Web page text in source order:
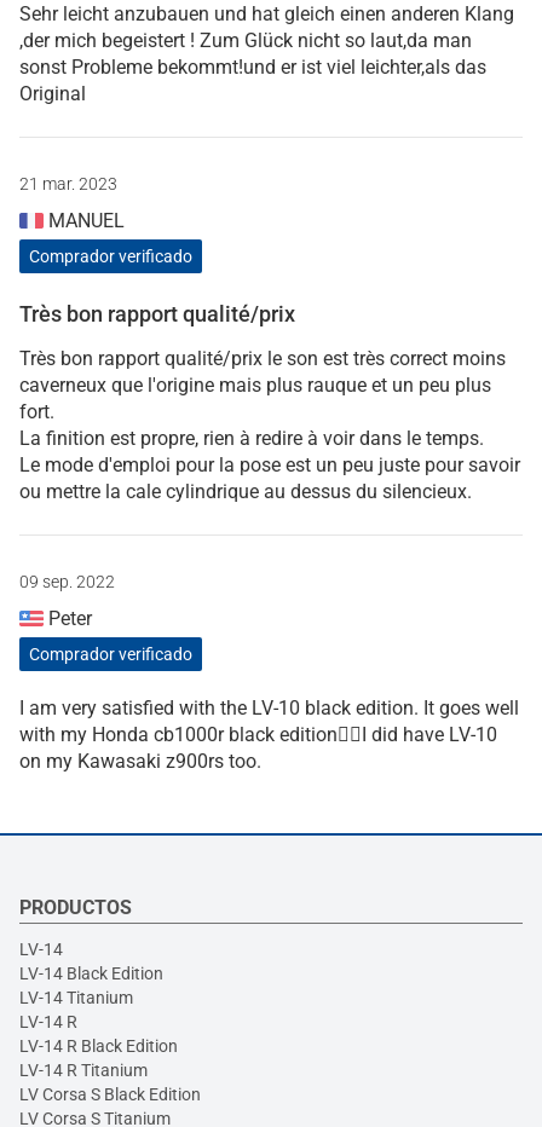
Sehr leicht anzubauen und hat gleich einen anderen Klang
,der mich begeistert ! Zum Glück nicht so laut,da man
sonst Probleme bekommt!und er ist viel leichter,als das
Original
21 mar. 2023
MANUEL
Comprador verificado
Très bon rapport qualité/prix
Très bon rapport qualité/prix le son est très correct moins
caverneux que l'origine mais plus rauque et un peu plus
fort.
La finition est propre, rien à redire à voir dans le temps.
Le mode d'emploi pour la pose est un peu juste pour savoir
ou mettre la cale cylindrique au dessus du silencieux.
09 sep. 2022
Peter
Comprador verificado
I am very satisfied with the LV-10 black edition. It goes well
with my Honda cb1000r black edition👌🏻I did have LV-10
on my Kawasaki z900rs too.
PRODUCTOS
LV-14
LV-14 Black Edition
LV-14 Titanium
LV-14 R
LV-14 R Black Edition
LV-14 R Titanium
LV Corsa S Black Edition
LV Corsa S Titanium